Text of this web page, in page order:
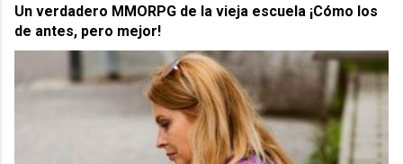
Un verdadero MMORPG de la vieja escuela ¡Cómo los
de antes, pero mejor!